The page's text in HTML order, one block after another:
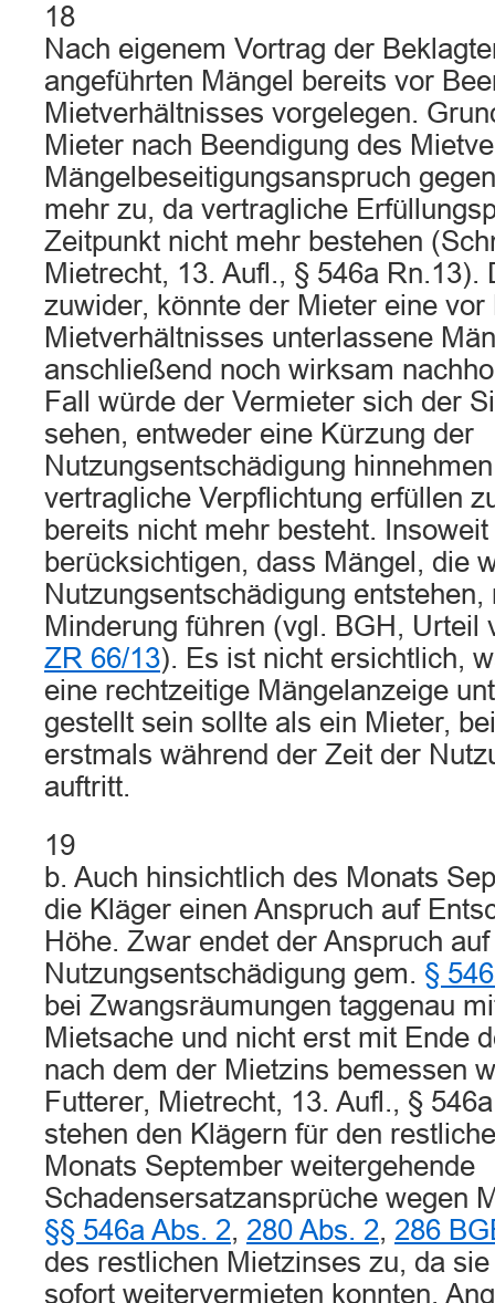
18
Nach eigenem Vortrag der
angeführten Mängel bereits vor
Mietverhältnisses vorgelegen.
Mieter nach Beendigung des
Mängelbeseitigungsanspruch
mehr zu, da vertragliche
Zeitpunkt nicht mehr bestehen
Mietrecht, 13. Aufl., § 546a Rn.13).
zuwider, könnte der Mieter eine vor
Mietverhältnisses unterlassene
anschließend noch wirksam
Fall würde der Vermieter sich der
sehen, entweder eine Kürzung der
Nutzungsentschädigung
vertragliche Verpflichtung erfüllen
bereits nicht mehr besteht.
berücksichtigen, dass Mängel, die
Nutzungsentschädigung
Minderung führen (vgl. BGH, Urteil
ZR 66/13). Es ist nicht ersichtlich,
eine rechtzeitige Mängelanzeige
gestellt sein sollte als ein Mieter,
erstmals während der Zeit der
auftritt.
19
b. Auch hinsichtlich des Monats
die Kläger einen Anspruch auf
Höhe. Zwar endet der Anspruch auf
Nutzungsentschädigung gem. §
bei Zwangsräumungen taggenau
Mietsache und nicht erst mit Ende
nach dem der Mietzins bemessen
Futterer, Mietrecht, 13. Aufl., §
stehen den Klägern für den
Monats September weitergehende
Schadensersatzansprüche wegen
§§ 546a Abs. 2, 280 Abs. 2, 286
des restlichen Mietzinses zu, da
sofort weitervermieten konnten.